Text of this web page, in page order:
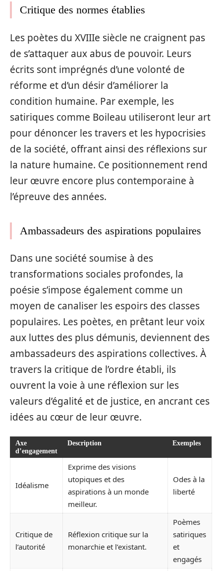
Critique des normes établies
Les poètes du XVIIIe siècle ne craignent pas
de s’attaquer aux abus de pouvoir. Leurs
écrits sont imprégnés d’une volonté de
réforme et d’un désir d’améliorer la
condition humaine. Par exemple, les
satiriques comme Boileau utiliseront leur art
pour dénoncer les travers et les hypocrisies
de la société, offrant ainsi des réflexions sur
la nature humaine. Ce positionnement rend
leur œuvre encore plus contemporaine à
l’épreuve des années.
Ambassadeurs des aspirations populaires
Dans une société soumise à des
transformations sociales profondes, la
poésie s’impose également comme un
moyen de canaliser les espoirs des classes
populaires. Les poètes, en prêtant leur voix
aux luttes des plus démunis, deviennent des
ambassadeurs des aspirations collectives. À
travers la critique de l’ordre établi, ils
ouvrent la voie à une réflexion sur les
valeurs d’égalité et de justice, en ancrant ces
idées au cœur de leur œuvre.
Axe
d’engagement
Description Exemples
Idéalisme
Exprime des visions
utopiques et des
aspirations à un monde
meilleur.
Odes à la
liberté
Critique de
l’autorité
Réflexion critique sur la
monarchie et l’existant.
Poèmes
satiriques
et
engagés